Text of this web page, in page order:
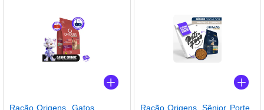
Ração Origens, Gatos
Ração Origens, Sênior Porte